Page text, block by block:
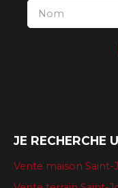
Nom
JE RECHERCHE
Vente maison Saint-